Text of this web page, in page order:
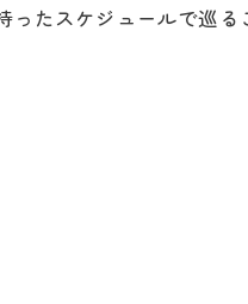
たスケジュールで巡る